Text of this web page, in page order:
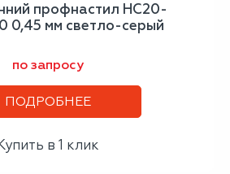
профнастил НС20-
0,45 мм светло-серый
по запросу
ПОДРОБНЕЕ
Купить в 1 клик